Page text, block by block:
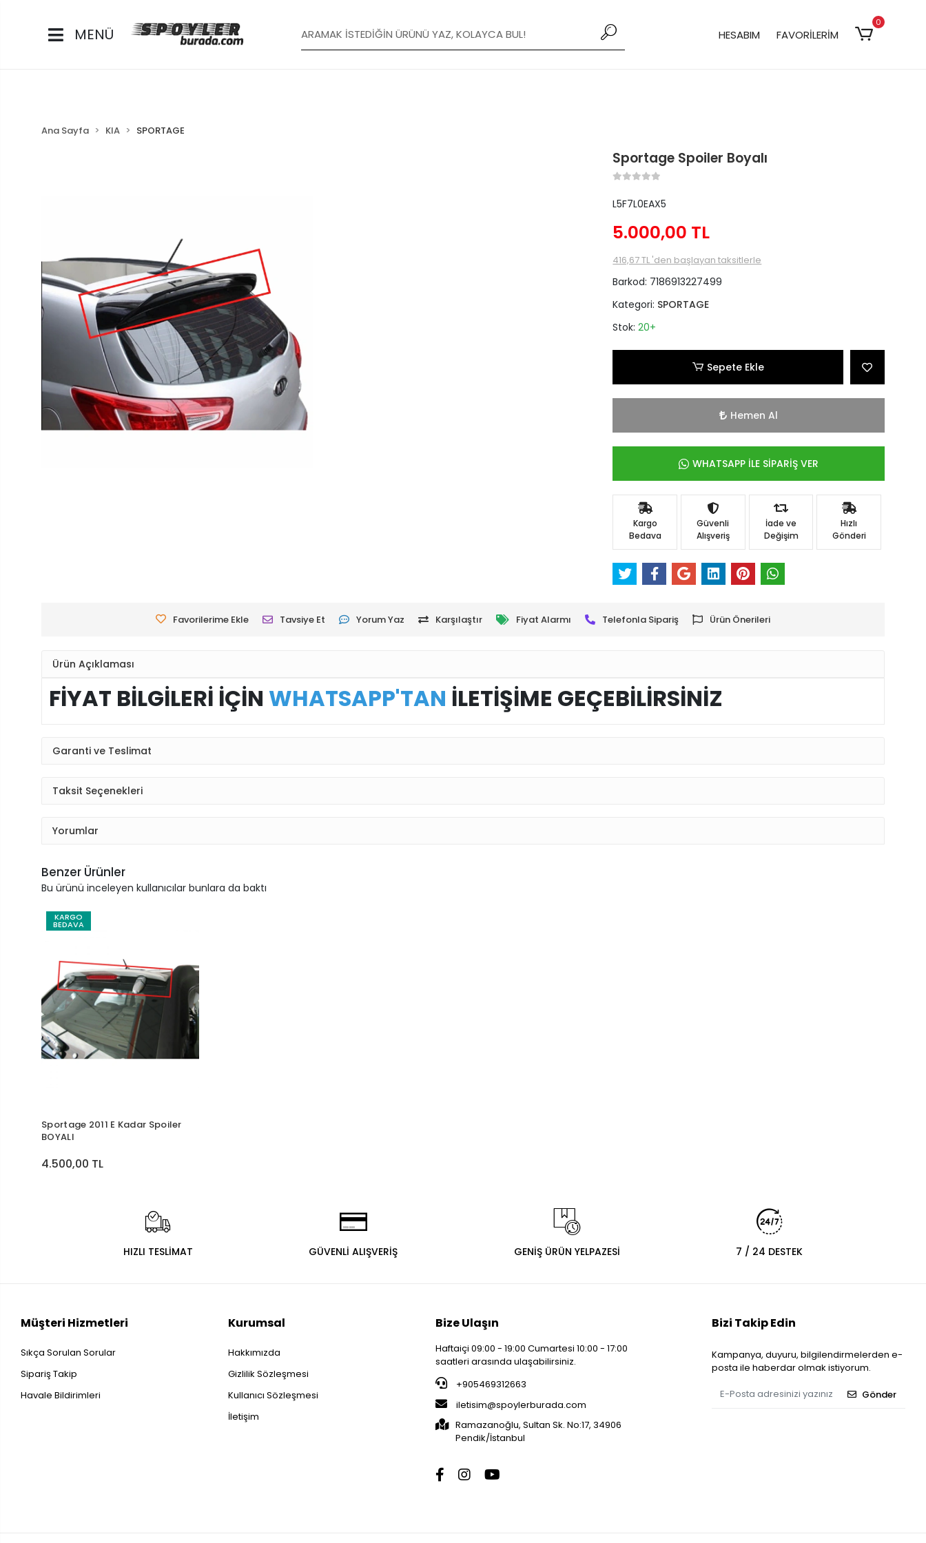
MENÜ HESABIM FAVORİLERİM
0
Ana Sayfa KIA SPORTAGE
Sportage Spoiler Boyalı
L5F7L0EAX5
5.000,00 TL
416,67 TL 'den başlayan taksitlerle
Barkod: 7186913227499
Kategori: SPORTAGE
Stok:20+
Sepete Ekle
Hemen Al
WHATSAPP İLE SİPARİŞ VER
Kargo
Bedava
Güvenli
Alışveriş
İade ve
Değişim
Hızlı
Gönderi
Favorilerime Ekle Tavsiye Et Yorum Yaz Karşılaştır Fiyat Alarmı Telefonla Sipariş Ürün Önerileri
Ürün Açıklaması
FİYAT BİLGİLERİ İÇİN WHATSAPP'TAN İLETİŞİME GEÇEBİLİRSİNİZ
Garanti ve Teslimat
Taksit Seçenekleri
Yorumlar
Benzer Ürünler
Bu ürünü inceleyen kullanıcılar bunlara da baktı
KARGO
BEDAVA
Sportage 2011 E Kadar Spoiler
BOYALI
4.500,00 TL
HIZLI TESLİMAT GÜVENLİ ALIŞVERİŞ GENİŞ ÜRÜN YELPAZESİ 7 / 24 DESTEK
Müşteri Hizmetleri
Sıkça Sorulan Sorular
Sipariş Takip
Havale Bildirimleri
Kurumsal
Hakkımızda
Gizlilik Sözleşmesi
Kullanıcı Sözleşmesi
İletişim
Bize Ulaşın
Haftaiçi 09:00 - 19:00 Cumartesi 10:00 - 17:00
saatleri arasında ulaşabilirsiniz.
+905469312663
iletisim@spoylerburada.com
Ramazanoğlu, Sultan Sk. No:17, 34906
Pendik/İstanbul
Bizi Takip Edin
Kampanya, duyuru, bilgilendirmelerden e-
posta ile haberdar olmak istiyorum.
Gönder